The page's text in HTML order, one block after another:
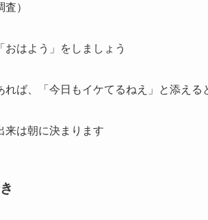
査）
おはよう」をしましょう
ば、 「今日もイケてるねえ」 と添える
来は朝に決まります